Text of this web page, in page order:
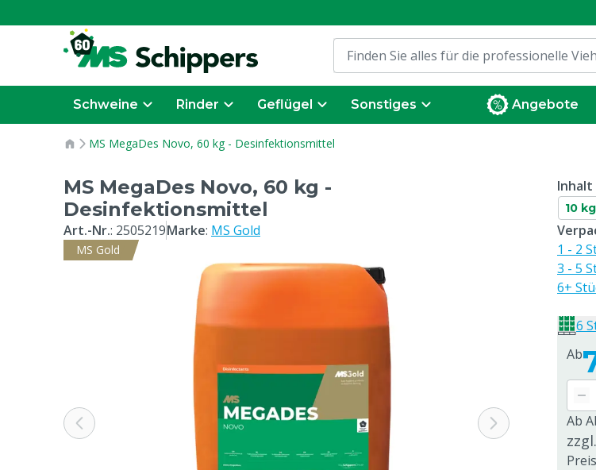
Schweine Rinder Geflügel Sonstiges Angebote
MS MegaDes Novo, 60 kg - Desinfektionsmittel
MS MegaDes Novo, 60 kg -
Desinfektionsmittel
Art.-Nr.: 2505219Marke: MS Gold
MS Gold
Inhalt
10 kg
Ab
Ab
1 - 2
3 - 5
6+
6